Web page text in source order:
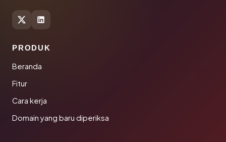
PRODUK
Beranda
Fitur
Cara kerja
Domain yang baru diperiksa